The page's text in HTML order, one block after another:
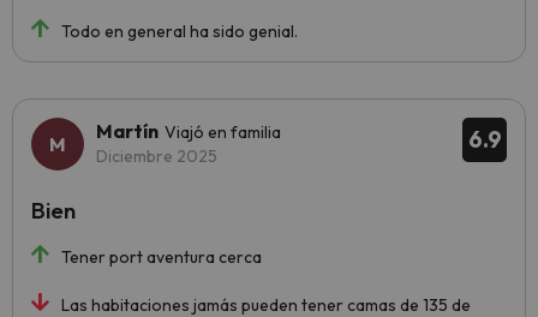
Todo en general ha sido genial.
6.9
Martín Viajó en familia
Diciembre 2025
Tener port aventura cerca
Las habitaciones jamás pueden tener camas de 135 de
Bien